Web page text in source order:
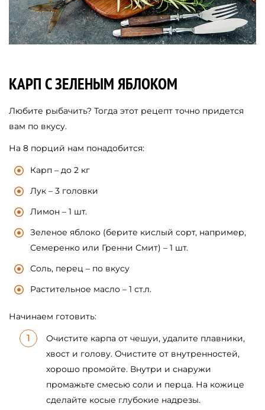
КАРП С ЗЕЛЕНЫМ ЯБЛОКОМ
Любите рыбачить? Тогда этот рецепт точно придется
вам по вкусу.
На 8 порций нам понадобится:
Карп – до 2 кг
Лук – 3 головки
Лимон – 1 шт.
Зеленое яблоко (берите кислый сорт, например,
Семеренко или Гренни Смит) – 1 шт.
Соль, перец – по вкусу
Растительное масло – 1 ст.л.
Начинаем готовить:
Очистите карпа от чешуи, удалите плавники,
хвост и голову. Очистите от внутренностей,
хорошо промойте. Внутри и снаружи
промажьте смесью соли и перца. На кожице
сделайте косые глубокие надрезы.